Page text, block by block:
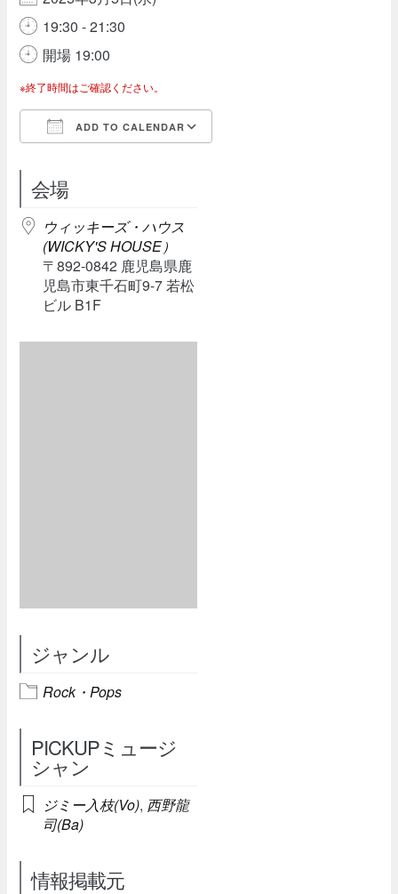
19:30 - 21:30
開場 19:00
※終了時間はご確認ください。
ADD TO CALENDAR
会場
ウィッキーズ・ハウス
(WICKY'S HOUSE）
〒892-0842 鹿児島県鹿
児島市東千石町9-7 若松
ビル B1F
ジャンル
Rock・Pops
PICKUPミュージ
シャン
ジミー入枝(Vo), 西野龍
司(Ba)
情報掲載元